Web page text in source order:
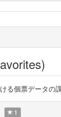
る個票データ
1